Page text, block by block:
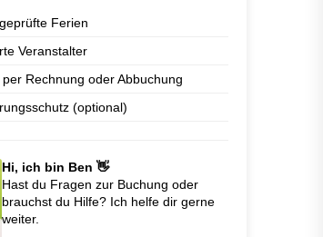
Ferien
Veranstalter
Rechnung oder Abbuchung
(optional)
Hi, ich bin Ben 👋
Hast du Fragen zur Buchung oder
brauchst du Hilfe? Ich helfe dir gerne
weiter.